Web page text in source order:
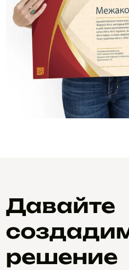
Давайте
решение